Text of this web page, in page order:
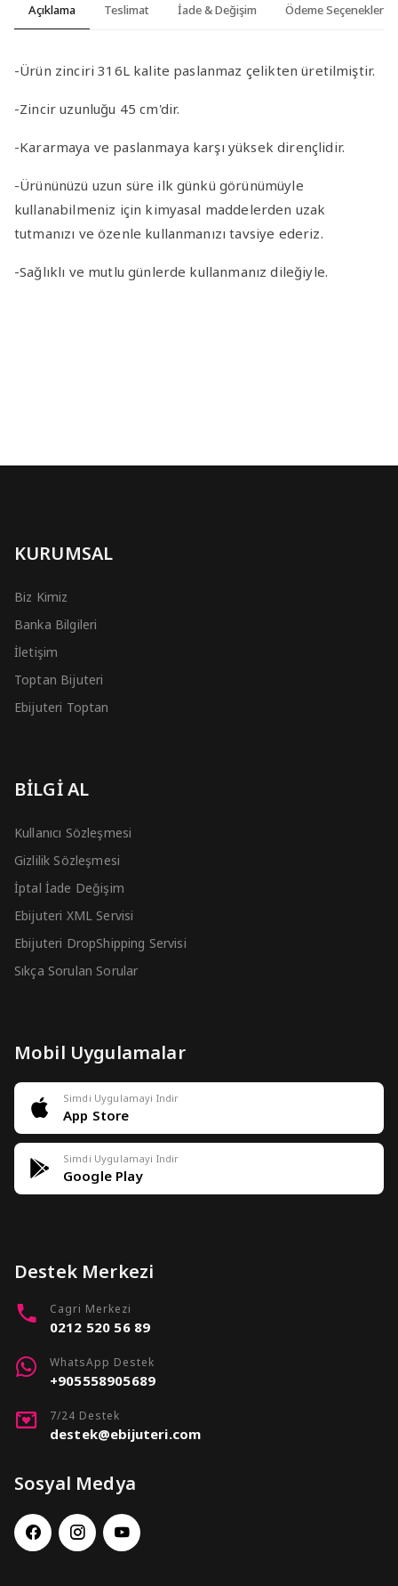
Açıklama Teslimat İade & Değişim Ödeme Seçenekleri
-Ürün zinciri 316L kalite paslanmaz çelikten üretilmiştir.
-Zincir uzunluğu 45 cm'dir.
-Kararmaya ve paslanmaya karşı yüksek dirençlidir.
-Ürününüzü uzun süre ilk günkü görünümüyle
kullanabilmeniz için kimyasal maddelerden uzak
tutmanızı ve özenle kullanmanızı tavsiye ederiz.
-Sağlıklı ve mutlu günlerde kullanmanız dileğiyle.
KURUMSAL
Biz Kimiz
Banka Bilgileri
İletişim
Toptan Bijuteri
Ebijuteri Toptan
BİLGİ AL
Kullanıcı Sözleşmesi
Gizlilik Sözleşmesi
İptal İade Değişim
Ebijuteri XML Servisi
Ebijuteri DropShipping Servisi
Sıkça Sorulan Sorular
Mobil Uygulamalar
Simdi Uygulamayi Indir
App Store
Simdi Uygulamayi Indir
Google Play
Destek Merkezi
Cagri Merkezi
0212 520 56 89
WhatsApp Destek
+905558905689
7/24 Destek
destek@ebijuteri.com
Sosyal Medya